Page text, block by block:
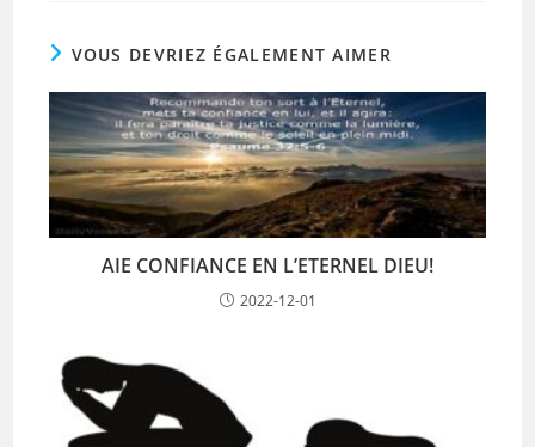
VOUS DEVRIEZ ÉGALEMENT AIMER
AIE CONFIANCE EN L’ETERNEL DIEU!
2022-12-01